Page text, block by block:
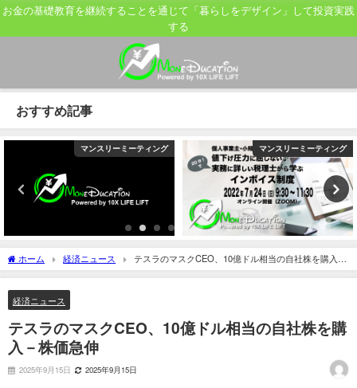
お金の基礎教育を継続することを通じて「暮らしをデザイン」して投資実践
する
おすすめ記事
マンスリーミーティング マンスリーミーティング
ホーム 経済ニュース
テスラのマスクCEO、10億ドル相当の自社株を購入－
株価急伸
経済ニュース
テスラのマスクCEO、10億ドル相当の自社株を購
入－株価急伸
2025年9月15日 2025年9月15日